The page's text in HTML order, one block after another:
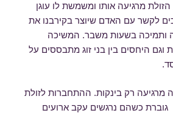
מרגיעה אותו ומשמשת לו עוגן
לקשר עם האדם שיוצר בקירבנו את
ותמיכה בשעות משבר. המשיכה
וגם היחסים בין בני זוג מתבססים על
מרגיעה רק בינקות. ההתחברות לזולת
גוברת כשהם נרגשים עקב ארועים